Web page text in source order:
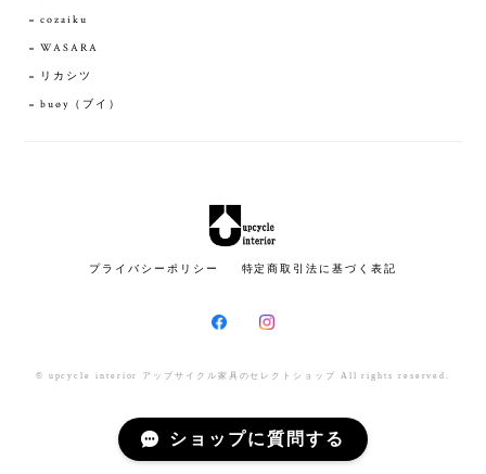
cozaiku
WASARA
リカシツ
buøy（ブイ）
プライバシーポリシー 特定商取引法に基づく表記
© upcycle interior アップサイクル家具のセレクトショップ All rights reserved.
ショップに質問する